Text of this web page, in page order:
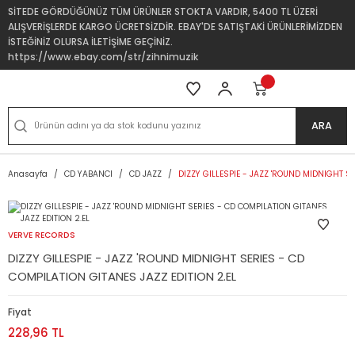
SİTEDE GÖRDÜĞÜNÜZ TÜM ÜRÜNLER STOKTA VARDIR, 5400 TL ÜZERİ
ALIŞVERİŞLERDE KARGO ÜCRETSİZDİR. EBAY'DE SATIŞTAKİ ÜRÜNLERİMİZDEN
İSTEĞİNİZ OLURSA İLETİŞİME GEÇİNİZ.
https://www.ebay.com/str/zihnimuzik
ARA
Anasayfa CD YABANCI CD JAZZ DIZZY GILLESPIE - JAZZ 'ROUND MIDNIGHT
VERVE RECORDS
DIZZY GILLESPIE - JAZZ 'ROUND MIDNIGHT SERIES - CD
COMPILATION GITANES JAZZ EDITION 2.EL
Fiyat
228,96 TL